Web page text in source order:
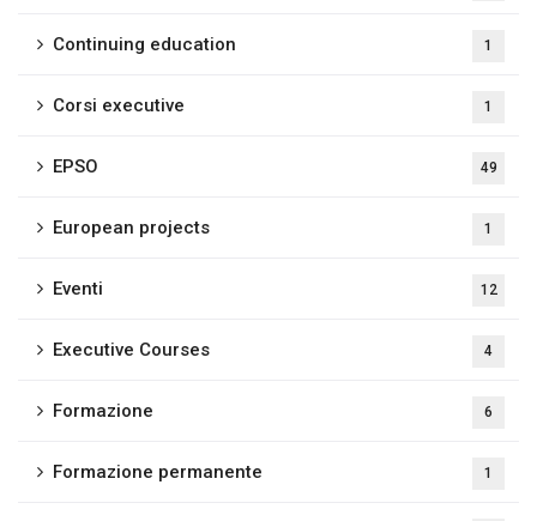
Continuing education 1
Corsi executive 1
EPSO 49
European projects 1
Eventi 12
Executive Courses 4
Formazione 6
Formazione permanente 1